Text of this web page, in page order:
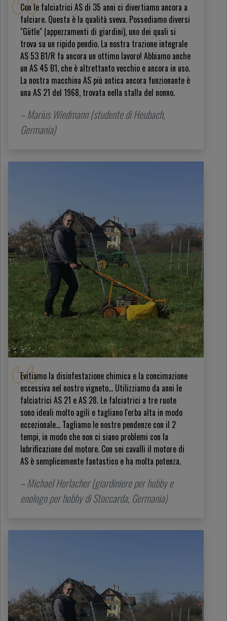
Con le falciatrici AS di 35 anni ci divertiamo ancora a
falciare. Questa è la qualità sveva. Possediamo diversi
"Gütle" (appezzamenti di giardini), uno dei quali si
trova su un ripido pendio. La nostra trazione integrale
AS 53 B1/R fa ancora un ottimo lavoro! Abbiamo anche
un AS 45 B1, che è altrettanto vecchio e ancora in uso.
La nostra macchina AS più antica ancora funzionante è
una AS 21 del 1968, trovata nella stalla del nonno.
– Marius Wiedmann (studente di Heubach,
Germania)
Evitiamo la disinfestazione chimica e la concimazione
eccessiva nel nostro vigneto… Utilizziamo da anni le
falciatrici AS 21 e AS 28. Le falciatrici a tre ruote
sono ideali molto agili e tagliano l'erba alta in modo
eccezionale... Tagliamo le nostre pendenze con il 2
tempi, in modo che non ci siano problemi con la
lubrificazione del motore. Con sei cavalli il motore di
AS è semplicemente fantastico e ha molta potenza.
– Michael Horlacher (giardiniere per hobby e
enologo per hobby di Stoccarda, Germania)